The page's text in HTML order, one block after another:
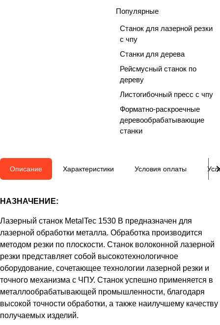
Популярные
Станок для лазерной резки
с чпу
Станки для дерева
Рейсмусный станок по
дереву
Листогибочный пресс с чпу
Форматно-раскроечные
деревообрабатывающие
станки
Описание Характеристики Условия оплаты
НАЗНАЧЕНИЕ:
Лазерный станок MetalTec 1530 B предназначен для
лазерной обработки металла. Обработка производится
методом резки по плоскости. Станок волоконной лазерной
резки представляет собой высокотехнологичное
оборудование, сочетающее технологии лазерной резки и
точного механизма с ЧПУ. Станок успешно применяется в
металлообрабатывающей промышленности, благодаря
высокой точности обработки, а также наилучшему качеству
получаемых изделий.